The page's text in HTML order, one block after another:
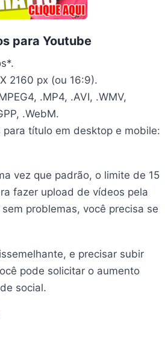
para Youtube
2160 px (ou 16:9).
.MP4, .AVI, .WMV,
.WebM.
título em desktop e mobile:
vez que padrão, o limite de 15
fazer upload de vídeos pela
problemas, você precisa se
e precisar subir
pode solicitar o aumento
social.